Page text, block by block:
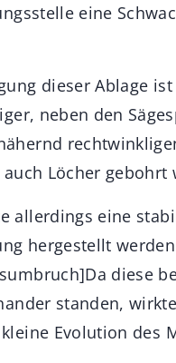
eine
dieser Ablage
neben den
Löcher gebohrt
allerdings eine
hergestellt
diese
standen,
Evolution des